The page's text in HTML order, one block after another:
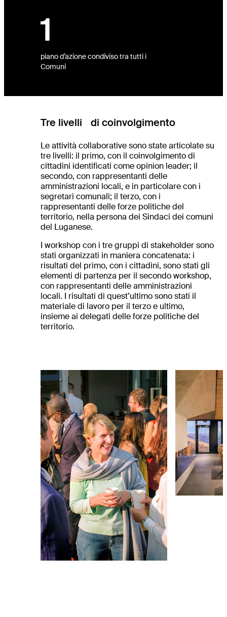
piano d’azione condiviso tra tutti i
Comuni
1
Tre livelli di coinvolgimento
Le attività collaborative sono state articolate su
tre livelli: il primo, con il coinvolgimento di
cittadini identificati come opinion leader; il
secondo, con rappresentanti delle
amministrazioni locali, e in particolare con i
segretari comunali; il terzo, con i
rappresentanti delle forze politiche del
territorio, nella persona dei Sindaci dei comuni
del Luganese.
I workshop con i tre gruppi di stakeholder sono
stati organizzati in maniera concatenata: i
risultati del primo, con i cittadini, sono stati gli
elementi di partenza per il secondo workshop,
con rappresentanti delle amministrazioni
locali. I risultati di quest’ultimo sono stati il
materiale di lavoro per il terzo e ultimo,
insieme ai delegati delle forze politiche del
territorio.